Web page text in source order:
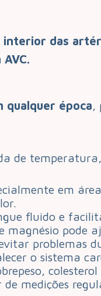
das
época,
de
em
fluido e
pode
problemas
o sistema
colesterol
medições